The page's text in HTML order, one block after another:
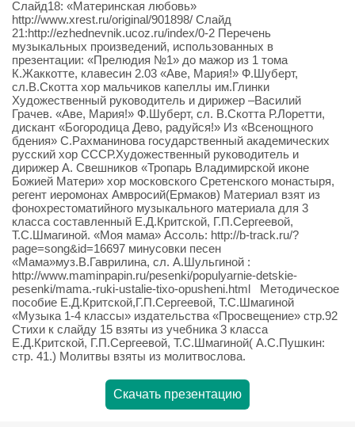
Слайд18: «Материнская любовь»
http://www.xrest.ru/original/901898/ Слайд
21:http://ezhednevnik.ucoz.ru/index/0-2 Перечень
музыкальных произведений, использованных в
презентации: «Прелюдия №1» до мажор из 1 тома
К.Жаккотте, клавесин 2.03 «Аве, Мария!» Ф.Шуберт,
сл.В.Скотта хор мальчиков капеллы им.Глинки
Художественный руководитель и дирижер –Василий
Грачев. «Аве, Мария!» Ф.Шуберт, сл. В.Скотта Р.Лоретти,
дискант «Богородица Дево, радуйся!» Из «Всенощного
бдения» С.Рахманинова государственный академических
русский хор СССР.Художественный руководитель и
дирижер А. Свешников «Тропарь Владимирской иконе
Божией Матери» хор московского Сретенского монастыря,
регент иеромонах Амвросий(Ермаков) Материал взят из
фонохрестоматийного музыкального материала для 3
класса составленный Е.Д.Критской, Г.П.Сергеевой,
Т.С.Шмагиной. «Моя мама» Ассоль: http://b-track.ru/?
page=song&id=16697 минусовки песен
«Мама»муз.В.Гаврилина, сл. А.Шульгиной :
http://www.maminpapin.ru/pesenki/populyarnie-detskie-
pesenki/mama.-ruki-ustalie-tixo-opusheni.html Методическое
пособие Е.Д.Критской,Г.П.Сергеевой, Т.С.Шмагиной
«Музыка 1-4 классы» издательства «Просвещение» стр.92
Стихи к слайду 15 взяты из учебника 3 класса
Е.Д.Критской, Г.П.Сергеевой, Т.С.Шмагиной( А.С.Пушкин:
стр. 41.) Молитвы взяты из молитвослова.
Скачать презентацию